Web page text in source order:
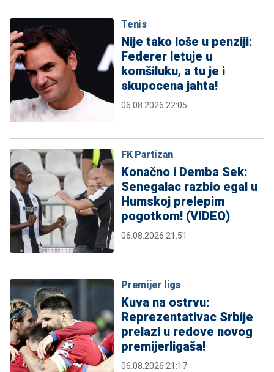
Tenis
Nije tako loše u penziji:
Federer letuje u
komšiluku, a tu je i
skupocena jahta!
06.08.2026 22:05
FK Partizan
Konačno i Demba Sek:
Senegalac razbio egal u
Humskoj prelepim
pogotkom! (VIDEO)
06.08.2026 21:51
Premijer liga
Kuva na ostrvu:
Reprezentativac Srbije
prelazi u redove novog
premijerligaša!
06.08.2026 21:17